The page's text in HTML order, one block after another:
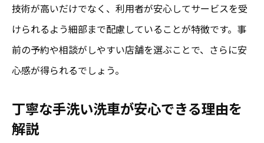
技術が高いだけでなく、利用者が安心してサービスを受
けられるよう細部まで配慮していることが特徴です。事
前の予約や相談がしやすい店舗を選ぶことで、さらに安
心感が得られるでしょう。
丁寧な手洗い洗車が安心できる理由を
解説